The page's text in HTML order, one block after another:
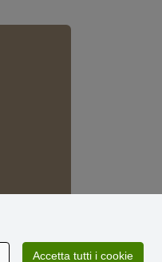
Accetta tutti i cookie